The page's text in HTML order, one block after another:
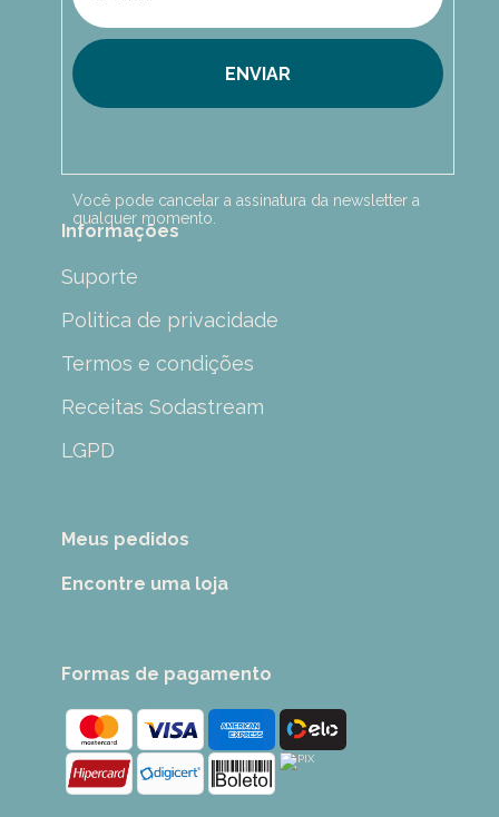
ENVIAR
Você pode cancelar a assinatura da newsletter a
qualquer momento.
Informações
Suporte
Politica de privacidade
Termos e condições
Receitas Sodastream
LGPD
Meus pedidos
Encontre uma loja
Formas de pagamento